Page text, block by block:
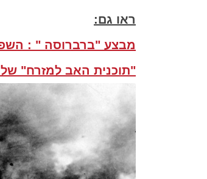
ראו גם:
מבצע "ברברוסה " :
"תוכנית האב למזרח"